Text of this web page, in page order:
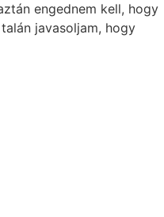
engednem kell, hogy
javasoljam, hogy